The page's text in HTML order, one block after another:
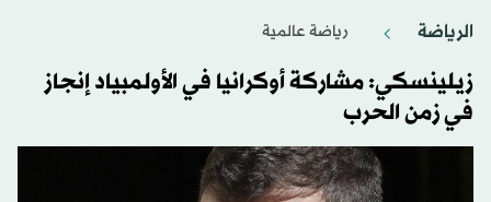
الرياضة رياضة عالمية
زيلينسكي: مشاركة أوكرانيا في الأولمبياد إنجاز
في زمن الحرب